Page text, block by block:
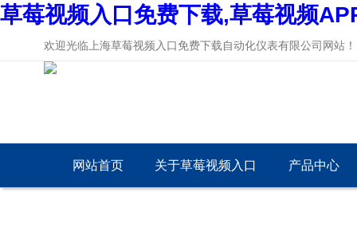
草莓视频入口免费下载,草莓视频
欢迎光临上海草莓视频入口免费下载自动化仪表有限公司网站！
网站首页 关于草莓视频入口 产品中心